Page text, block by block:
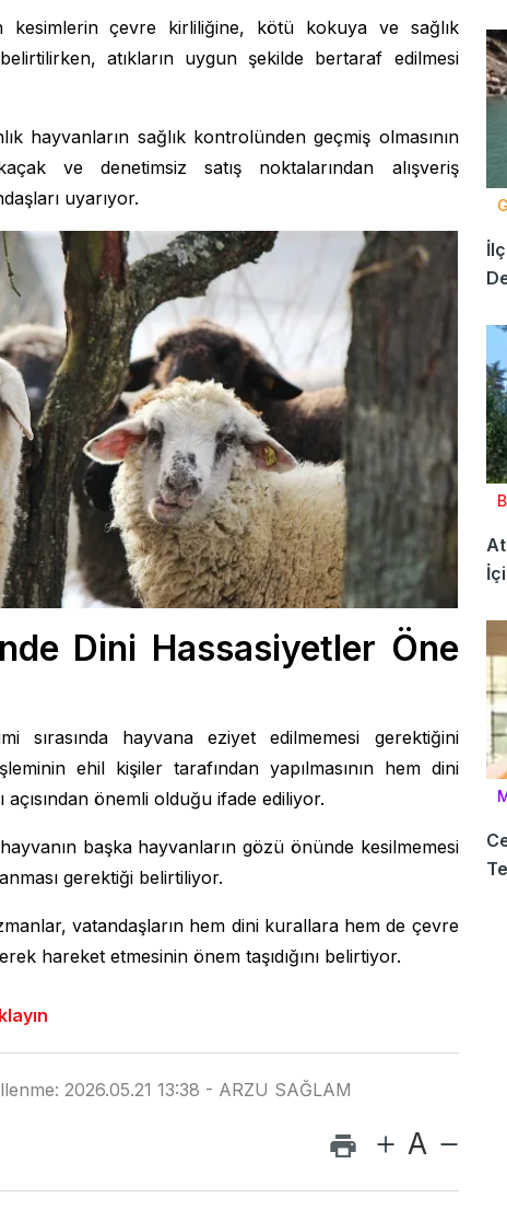
kesimlerin çevre kirliliğine, kötü kokuya ve sağlık
atıkların uygun şekilde bertaraf edilmesi
hayvanların sağlık kontrolünden geçmiş olmasının
ve denetimsiz satış noktalarından alışveriş
uyarıyor.
Dini Hassasiyetler Öne
sırasında hayvana eziyet edilmemesi gerektiğini
ehil kişiler tarafından yapılmasının hem dini
önemli olduğu ifade ediliyor.
başka hayvanların gözü önünde kesilmemesi
gerektiği belirtiliyor.
vatandaşların hem dini kurallara hem de çevre
hareket etmesinin önem taşıdığını belirtiyor.
2026.05.21 13:38 - ARZU SAĞLAM
A